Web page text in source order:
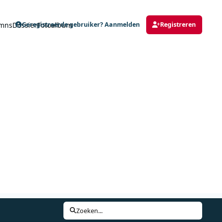
DossierFotoalbum
Geregistreerde gebruiker? Aanmelden Registreren
Zoeken...